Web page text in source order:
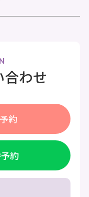
合わせ
約
約